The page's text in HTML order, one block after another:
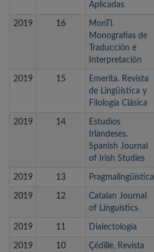
Aplicadas
2019 16
MonTI.
Monografías de
Traducción e
Interpretación
2019 15
Emerita. Revista
de Lingüística y
Filología Clásica
2019 14
Estudios
Irlandeses.
Spanish Journal
of Irish Studies
2019 13 Pragmalingüística
2019 12
Catalan Journal
of Linguistics
2019 11 Dialectología
2019 10
Çédille, Revista